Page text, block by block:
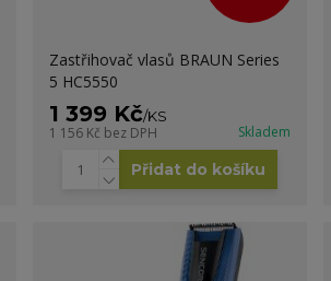
Zastřihovač vlasů BRAUN Series
5 HC5550
1 399 Kč/KS
1 156 Kč bez DPH Skladem
Přidat do košíku